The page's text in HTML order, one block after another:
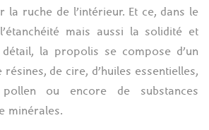
la ruche de l’intérieur. Et ce, dans le
mais aussi la solidité et
détail, la propolis se compose d’un
de cire, d’huiles essentielles,
ou encore de substances
minérales.